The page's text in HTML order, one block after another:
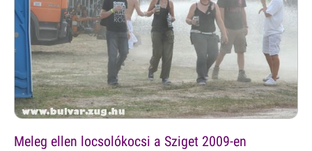
Meleg ellen locsolókocsi a Sziget 2009-en